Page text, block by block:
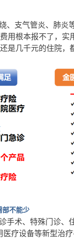
、支气管炎、肺炎
用根本报不了，
是几千元的住院，
部不能少
手术、特殊门诊
疗设备等新型治疗